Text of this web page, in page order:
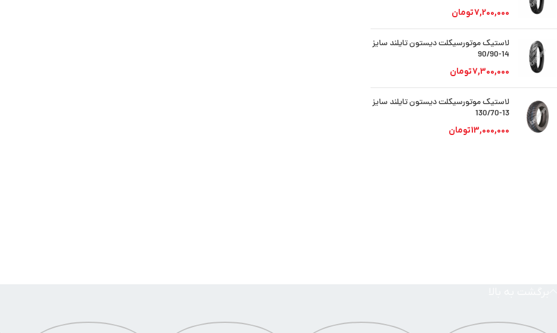
7,200,000تومان
لاستیک موتورسیکلت دیستون تایلند سایز
14-90/90
7,300,000تومان
لاستیک موتورسیکلت دیستون تایلند سایز
13-130/70
13,000,000تومان